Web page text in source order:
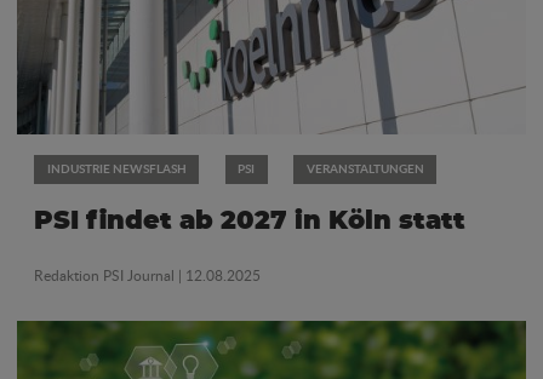
INDUSTRIE NEWSFLASH PSI VERANSTALTUNGEN
PSI findet ab 2027 in Köln statt
Redaktion PSI Journal | 12.08.2025